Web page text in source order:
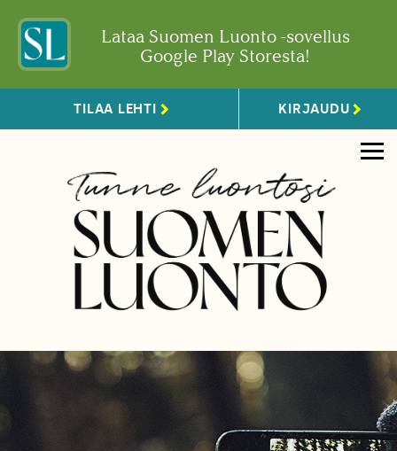
Lataa Suomen Luonto -sovellus
Google Play Storesta!
TILAA LEHTI KIRJAUDU